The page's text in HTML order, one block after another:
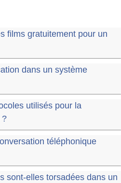
films gratuitement pour un
dans un système
utilisés pour la
?
téléphonique
sont-elles torsadées dans un